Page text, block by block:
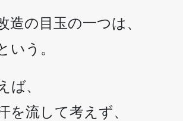
造の目玉の一つは、
いう。
ば、
を流して考えず、